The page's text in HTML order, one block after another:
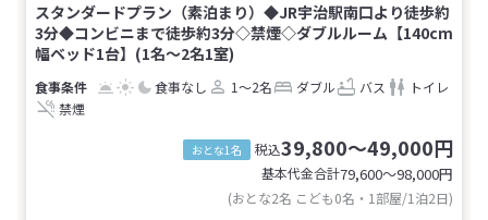
スタンダードプラン（素泊まり）◆JR宇治駅南口より徒歩約
3分◆コンビニまで徒歩約3分◇禁煙◇ダブルルーム【140cm
幅ベッド1台】(1名～2名1室)
食事なし 1～2名 ダブル バス
トイレ
禁煙
おとな1名 税込39,800～49,000円
基本代金合計79,600〜98,000円
(おとな2名 こども0名・1部屋/1泊2日)